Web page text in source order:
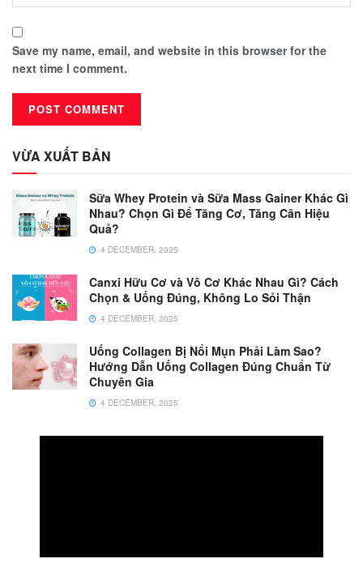
Save my name, email, and website in this browser for the
next time I comment.
VỪA XUẤT BẢN
Sữa Whey Protein và Sữa Mass Gainer Khác Gì
Nhau? Chọn Gì Để Tăng Cơ, Tăng Cân Hiệu
Quả?
4 DECEMBER, 2025
Canxi Hữu Cơ và Vô Cơ Khác Nhau Gì? Cách
Chọn & Uống Đúng, Không Lo Sỏi Thận
4 DECEMBER, 2025
Uống Collagen Bị Nổi Mụn Phải Làm Sao?
Hướng Dẫn Uống Collagen Đúng Chuẩn Từ
Chuyên Gia
4 DECEMBER, 2025